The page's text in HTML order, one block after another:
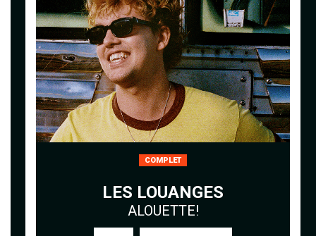
COMPLET
LES LOUANGES
ALOUETTE!